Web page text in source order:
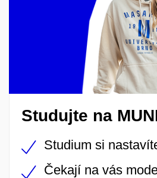
Studujte na
Studium si
Čekají na vás